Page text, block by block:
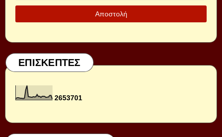
ΕΠΙΣΚΕΠΤΕΣ
2653701